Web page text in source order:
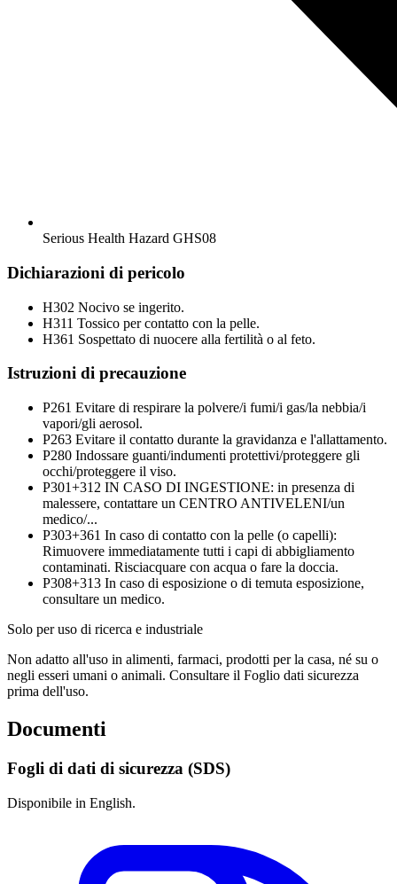
Serious Health Hazard GHS08
Dichiarazioni di pericolo
H302 Nocivo se ingerito.
H311 Tossico per contatto con la pelle.
H361 Sospettato di nuocere alla fertilità o al feto.
Istruzioni di precauzione
P261 Evitare di respirare la polvere/i fumi/i gas/la nebbia/i
vapori/gli aerosol.
P263 Evitare il contatto durante la gravidanza e l'allattamento.
P280 Indossare guanti/indumenti protettivi/proteggere gli
occhi/proteggere il viso.
P301+312 IN CASO DI INGESTIONE: in presenza di
malessere, contattare un CENTRO ANTIVELENI/un
medico/...
P303+361 In caso di contatto con la pelle (o capelli):
Rimuovere immediatamente tutti i capi di abbigliamento
contaminati. Risciacquare con acqua o fare la doccia.
P308+313 In caso di esposizione o di temuta esposizione,
consultare un medico.
Solo per uso di ricerca e industriale
Non adatto all'uso in alimenti, farmaci, prodotti per la casa, né su o
negli esseri umani o animali. Consultare il Foglio dati sicurezza
prima dell'uso.
Documenti
Fogli di dati di sicurezza (SDS)
Disponibile in English.